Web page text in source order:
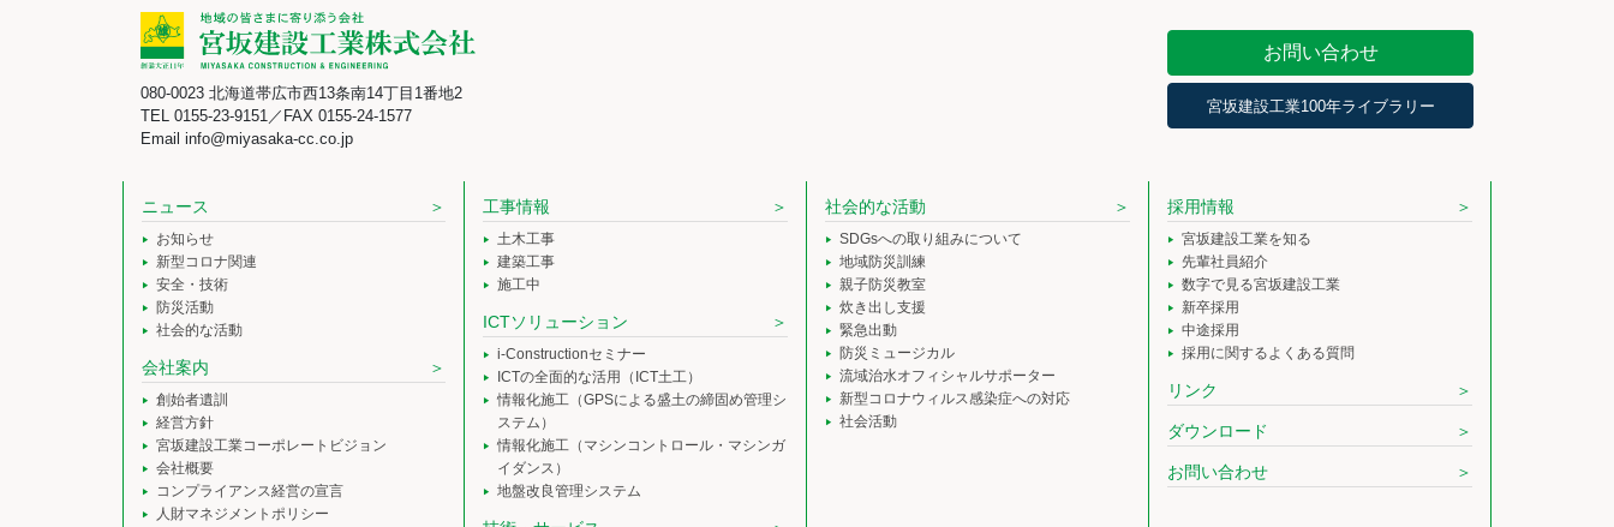
080-0023 北海道帯広市西13条南14丁目1番地2
TEL 0155-23-9151／FAX 0155-24-1577
Email info@miyasaka-cc.co.jp
お問い合わせ
宮坂建設工業100年ライブラリー
ニュース
お知らせ
新型コロナ関連
安全・技術
防災活動
社会的な活動
会社案内
創始者遺訓
経営方針
宮坂建設工業コーポレートビジョン
会社概要
コンプライアンス経営の宣言
人財マネジメントポリシー
工事情報
土木工事
建築工事
施工中
ICTソリューション
i-Constructionセミナー
ICTの全面的な活用（ICT土工）
情報化施工（GPSによる盛土の締固め管理シ
ステム）
情報化施工（マシンコントロール・マシンガ
イダンス）
地盤改良管理システム
社会的な活動
SDGsへの取り組みについて
地域防災訓練
親子防災教室
炊き出し支援
緊急出動
防災ミュージカル
流域治水オフィシャルサポーター
新型コロナウィルス感染症への対応
社会活動
採用情報
宮坂建設工業を知る
先輩社員紹介
数字で見る宮坂建設工業
新卒採用
中途採用
採用に関するよくある質問
リンク
ダウンロード
お問い合わせ